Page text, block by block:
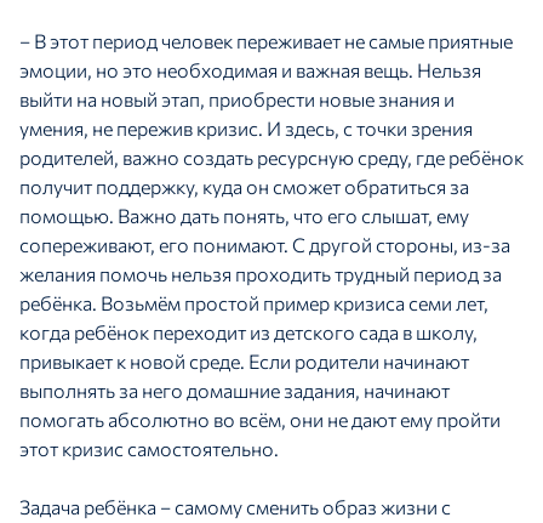
– В этот период человек переживает не самые приятные
эмоции, но это необходимая и важная вещь. Нельзя
выйти на новый этап, приобрести новые знания и
умения, не пережив кризис. И здесь, с точки зрения
родителей, важно создать ресурсную среду, где ребёнок
получит поддержку, куда он сможет обратиться за
помощью. Важно дать понять, что его слышат, ему
сопереживают, его понимают. С другой стороны, из-за
желания помочь нельзя проходить трудный период за
ребёнка. Возьмём простой пример кризиса семи лет,
когда ребёнок переходит из детского сада в школу,
привыкает к новой среде. Если родители начинают
выполнять за него домашние задания, начинают
помогать абсолютно во всём, они не дают ему пройти
этот кризис самостоятельно.
Задача ребёнка – самому сменить образ жизни с